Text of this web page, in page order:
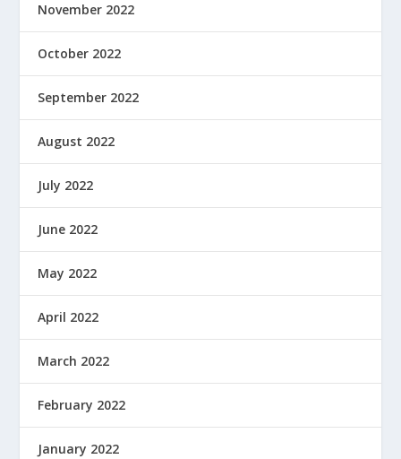
November 2022
October 2022
September 2022
August 2022
July 2022
June 2022
May 2022
April 2022
March 2022
February 2022
January 2022